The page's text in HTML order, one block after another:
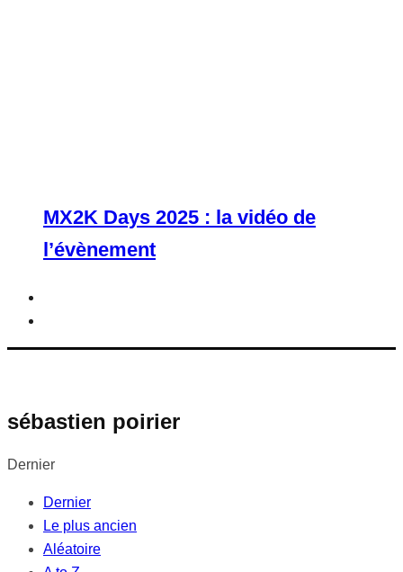
MX2K Days 2025 : la vidéo de
l’évènement
sébastien poirier
Dernier
Dernier
Le plus ancien
Aléatoire